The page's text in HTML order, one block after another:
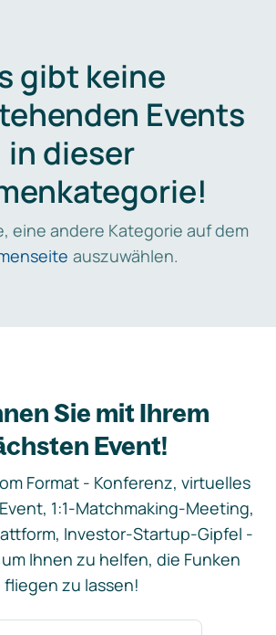
gibt keine
Events
in dieser
eine andere Kategorie auf dem
auszuwählen.
Sie mit Ihrem
Event!
Format - Konferenz, virtuelles
1:1-Matchmaking-Meeting,
Investor-Startup-Gipfel -
Ihnen zu helfen, die Funken
fliegen zu lassen!